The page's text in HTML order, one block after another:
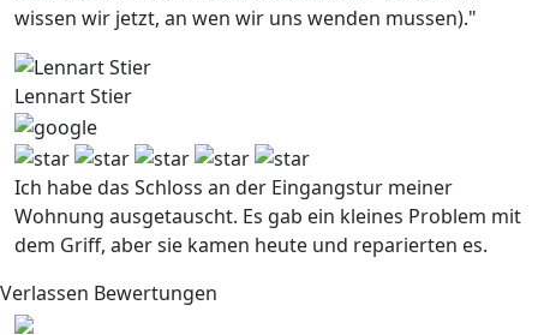
wissen wir jetzt, an wen wir uns wenden mussen)."
Lennart Stier
Ich habe das Schloss an der Eingangstur meiner
Wohnung ausgetauscht. Es gab ein kleines Problem mit
dem Griff, aber sie kamen heute und reparierten es.
Verlassen Bewertungen